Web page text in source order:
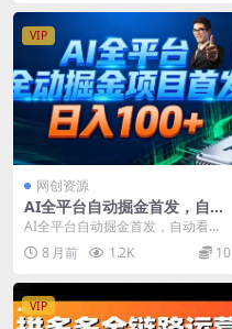
VIP
网创资源
AI全平台自动掘金首发，自动
看广告日入100+
AI全平台自动掘金首发，自动看广
告日入100+ 项目介绍： 今天给大
家带来一期A...
8 月前 1.2K 10
VIP